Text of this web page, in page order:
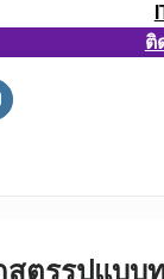
ติ
ตรรูปแบบ